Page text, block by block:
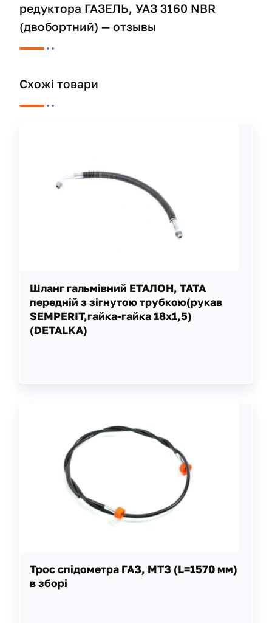
редуктора ГАЗЕЛЬ, УАЗ 3160 NBR
(двобортний) — отзывы
Схожі товари
Шланг гальмівний ЕТАЛОН, ТАТА
передній з зігнутою трубкою(рукав
SEMPERIT,гайка-гайка 18х1,5)
(DETALKA)
Трос спідометра ГАЗ, МТЗ (L=1570 мм)
в зборі